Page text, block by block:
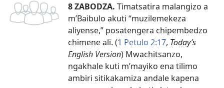
8 ZABODZA. Timatsatira malangizo a
m’Baibulo akuti “muzilemekeza
aliyense,” posatengera chipembedzo
chimene ali. (1 Petulo 2:17, Today’s
English Version) Mwachitsanzo,
ngakhale kuti m’mayiko ena tilimo
ambiri sitikakamiza andale kapena